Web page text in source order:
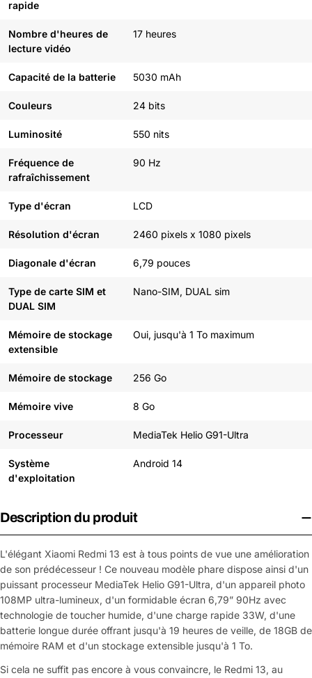
rapide
Nombre d'heures de
lecture vidéo
17 heures
Capacité de la batterie 5030 mAh
Couleurs 24 bits
Luminosité 550 nits
Fréquence de
rafraîchissement
90 Hz
Type d'écran LCD
Résolution d'écran 2460 pixels x 1080 pixels
Diagonale d'écran 6,79 pouces
Type de carte SIM et
DUAL SIM
Nano-SIM, DUAL sim
Mémoire de stockage
extensible
Oui, jusqu'à 1 To maximum
Mémoire de stockage 256 Go
Mémoire vive 8 Go
Processeur MediaTek Helio G91-Ultra
Système
d'exploitation
Android 14
Description du produit
L'élégant Xiaomi Redmi 13 est à tous points de vue une amélioration
de son prédécesseur ! Ce nouveau modèle phare dispose ainsi d'un
puissant processeur MediaTek Helio G91-Ultra, d'un appareil photo
108MP ultra-lumineux, d'un formidable écran 6,79” 90Hz avec
technologie de toucher humide, d'une charge rapide 33W, d'une
batterie longue durée offrant jusqu'à 19 heures de veille, de 18GB de
mémoire RAM et d'un stockage extensible jusqu'à 1 To.
Si cela ne suffit pas encore à vous convaincre, le Redmi 13, au